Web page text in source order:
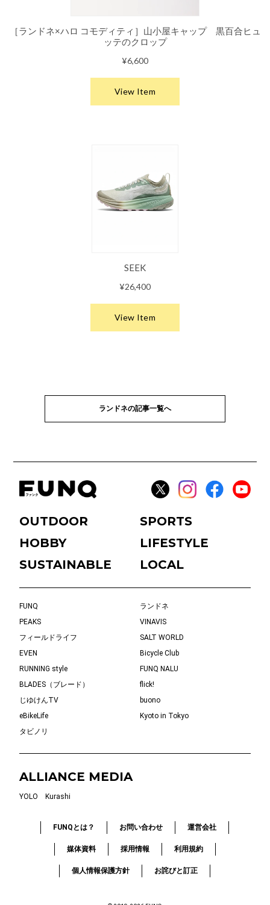
ランドネの記事一覧へ
OUTDOOR
SPORTS
HOBBY
LIFESTYLE
SUSTAINABLE
LOCAL
FUNQ
ランドネ
PEAKS
VINAVIS
フィールドライフ
SALT WORLD
EVEN
Bicycle Club
RUNNING style
FUNQ NALU
BLADES（ブレード）
flick!
じゆけんTV
buono
eBikeLife
Kyoto in Tokyo
タビノリ
ALLIANCE MEDIA
YOLO Kurashi
FUNQとは？ お問い合わせ 運営会社
媒体資料 採用情報 利用規約
個人情報保護方針 お詫びと訂正